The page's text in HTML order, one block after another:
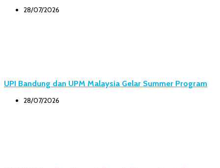
28/07/2026
UPI Bandung dan UPM Malaysia Gelar Summer Program
28/07/2026